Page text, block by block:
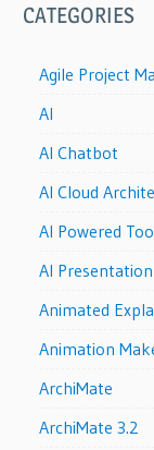
CATEGORIES
Agile Project
AI
AI Chatbot
AI Cloud
AI Powered
AI
Animated
Animation
ArchiMate
ArchiMate 3.2